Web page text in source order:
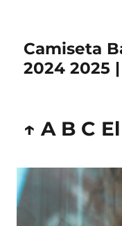
Camiseta
2024 2025
↑ A B C